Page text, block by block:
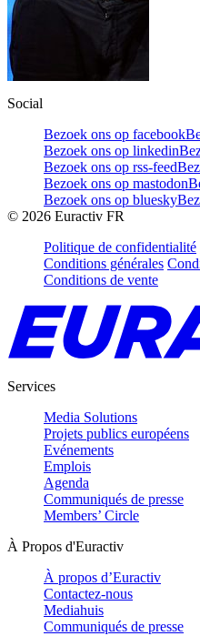
Social
Bezoek ons op facebook
Bezoek ons op linkedin
Bezoek ons op rss-feed
Bezoek ons op mastodon
Bezoek ons op bluesky
© 2026 Euractiv FR
Politique de confidentialité
Conditions générales
Conditions de vente
Services
Media Solutions
Projets publics européens
Evénements
Emplois
Agenda
Communiqués de presse
Members’ Circle
À Propos d'Euractiv
À propos d’Euractiv
Contactez-nous
Mediahuis
Communiqués de presse